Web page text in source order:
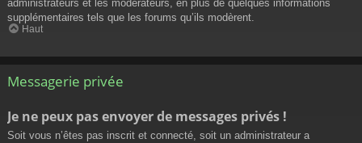
administrateurs et les modérateurs, en plus de quelques informations
supplémentaires tels que les forums qu’ils modèrent.
Haut
Messagerie privée
Je ne peux pas envoyer de messages privés !
Soit vous n’êtes pas inscrit et connecté, soit un administrateur a